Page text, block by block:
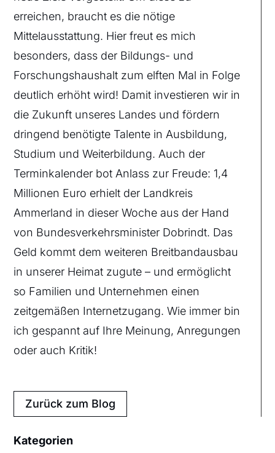
erreichen, braucht es die nötige
Mittelausstattung. Hier freut es mich
besonders, dass der Bildungs- und
Forschungshaushalt zum elften Mal in Folge
deutlich erhöht wird! Damit investieren wir in
die Zukunft unseres Landes und fördern
dringend benötigte Talente in Ausbildung,
Studium und Weiterbildung. Auch der
Terminkalender bot Anlass zur Freude: 1,4
Millionen Euro erhielt der Landkreis
Ammerland in dieser Woche aus der Hand
von Bundesverkehrsminister Dobrindt. Das
Geld kommt dem weiteren Breitbandausbau
in unserer Heimat zugute – und ermöglicht
so Familien und Unternehmen einen
zeitgemäßen Internetzugang. Wie immer bin
ich gespannt auf Ihre Meinung, Anregungen
oder auch Kritik!
Zurück zum Blog
Kategorien